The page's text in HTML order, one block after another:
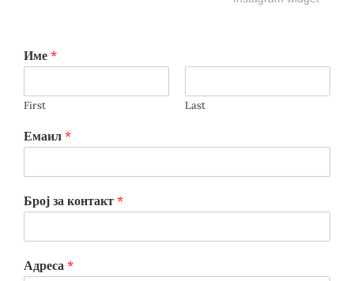
Име *
First Last
Емаил *
Број за контакт *
Адреса *